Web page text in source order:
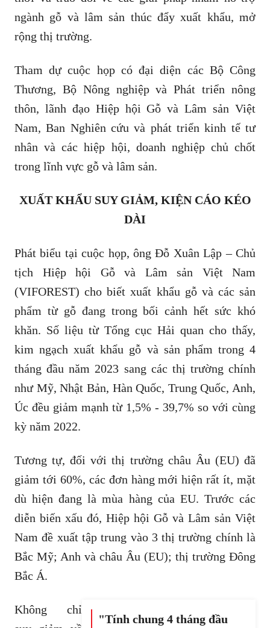
ngành gỗ và lâm sản thúc đẩy xuất khẩu, mở
rộng thị trường.
Tham dự cuộc họp có đại diện các Bộ Công
Thương, Bộ Nông nghiệp và Phát triển nông
thôn, lãnh đạo Hiệp hội Gỗ và Lâm sản Việt
Nam, Ban Nghiên cứu và phát triển kinh tế tư
nhân và các hiệp hội, doanh nghiệp chủ chốt
trong lĩnh vực gỗ và lâm sản.
XUẤT KHẨU SUY GIẢM, KIỆN CÁO KÉO
DÀI
Phát biểu tại cuộc họp, ông Đỗ Xuân Lập – Chủ
tịch Hiệp hội Gỗ và Lâm sản Việt Nam
(VIFOREST) cho biết xuất khẩu gỗ và các sản
phẩm từ gỗ đang trong bối cảnh hết sức khó
khăn. Số liệu từ Tổng cục Hải quan cho thấy,
kim ngạch xuất khẩu gỗ và sản phẩm trong 4
tháng đầu năm 2023 sang các thị trường chính
như Mỹ, Nhật Bản, Hàn Quốc, Trung Quốc, Anh,
Úc đều giảm mạnh từ 1,5% - 39,7% so với cùng
kỳ năm 2022.
Tương tự, đối với thị trường châu Âu (EU) đã
giảm tới 60%, các đơn hàng mới hiện rất ít, mặt
dù hiện đang là mùa hàng của EU. Trước các
diễn biến xấu đó, Hiệp hội Gỗ và Lâm sản Việt
Nam đề xuất tập trung vào 3 thị trường chính là
Bắc Mỹ; Anh và châu Âu (EU); thị trường Đông
Bắc Á.
"Tính chung 4 tháng đầu
Không chỉ